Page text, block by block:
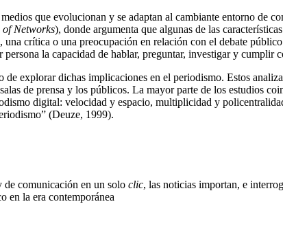
que evolucionan y se adaptan al cambiante entorno de
of Networks), donde argumenta que algunas de las
una crítica o una preocupación en relación con el debate
la capacidad de hablar, preguntar, investigar y cumplir
de explorar dichas implicaciones en el periodismo. Estos
de prensa y los públicos. La mayor parte de los estudios
digital: velocidad y espacio, multiplicidad y
(Deuze, 1999).
comunicación en un solo clic, las noticias importan, e
en la era contemporánea